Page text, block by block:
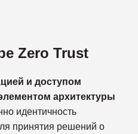
Zero Trust
и доступом
архитектуры
идентичность
принятия решений о